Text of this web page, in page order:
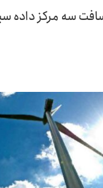
سه مرکز داده